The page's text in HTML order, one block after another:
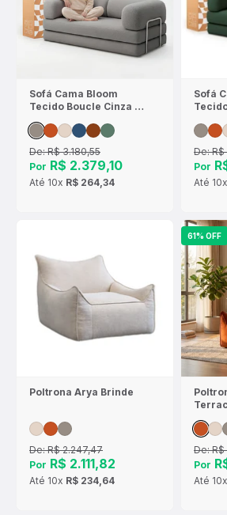
Sofá Cama Bloom
Tecido Boucle Cinza -
Sofá na Caixa
De:R$ 3.180,55
Por R$ 2.379,10
Até 10x R$ 264,34
Sofá
De:R$
Por
Até 10x
Poltrona Arya Brinde
De:R$ 2.247,47
Por R$ 2.111,82
Até 10x R$ 234,64
61% OFF
De:R$
Por
Até 10x